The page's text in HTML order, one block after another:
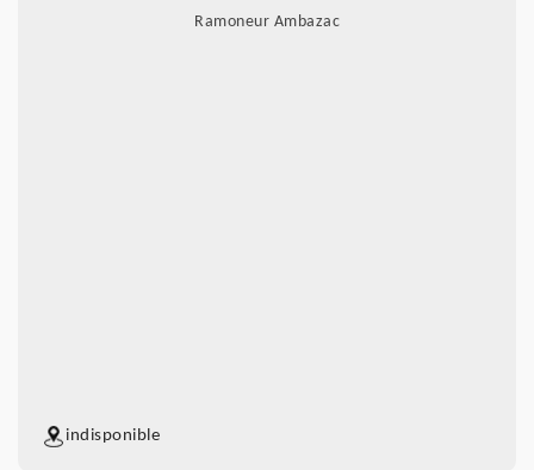
Ramoneur Ambazac
indisponible